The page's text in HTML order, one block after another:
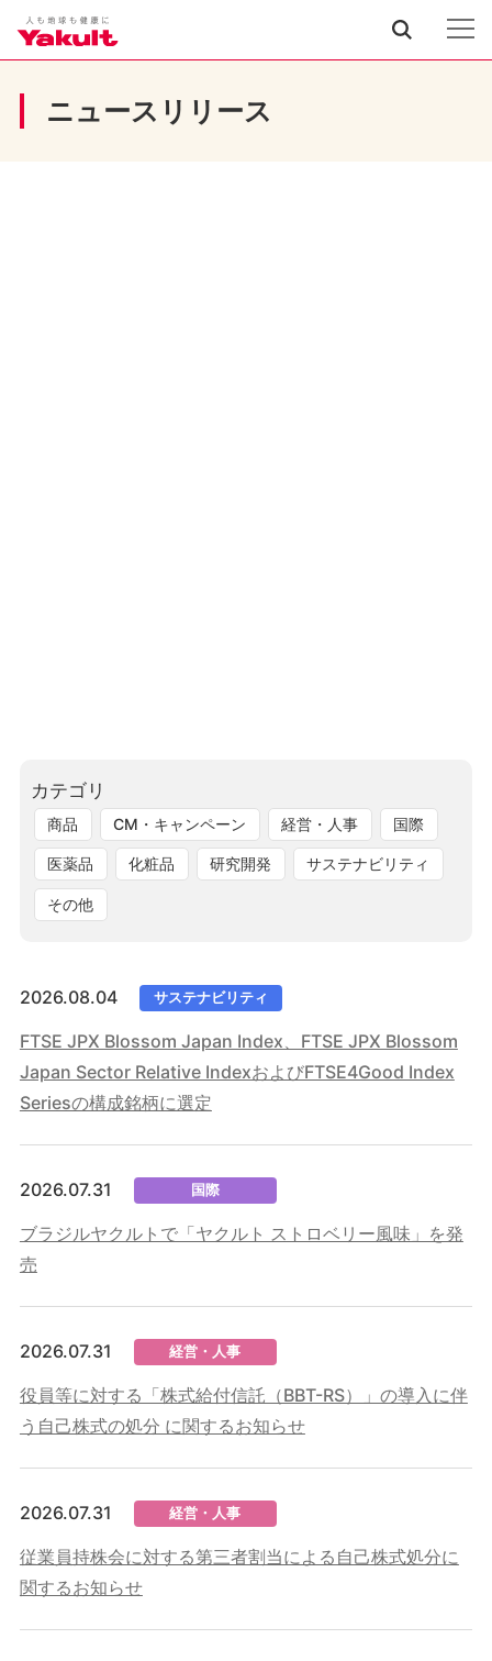
ニュースリリース
カテゴリ
商品 CM・キャンペーン 経営・人事 国際
医薬品 化粧品 研究開発 サステナビリティ
その他
2026.08.04 サステナビリティ
FTSE JPX Blossom Japan Index、FTSE JPX Blossom
Japan Sector Relative IndexおよびFTSE4Good Index
Seriesの構成銘柄に選定
2026.07.31 国際
ブラジルヤクルトで「ヤクルト ストロベリー風味」を発
売
2026.07.31 経営・人事
役員等に対する「株式給付信託（BBT-RS）」の導入に伴
う自己株式の処分 に関するお知らせ
2026.07.31 経営・人事
従業員持株会に対する第三者割当による自己株式処分に
関するお知らせ